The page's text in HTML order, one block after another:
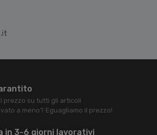
prezzo su tutti gli articoli
a meno? Eguagliamo il prezzo!
in 3-6 giorni lavorativi